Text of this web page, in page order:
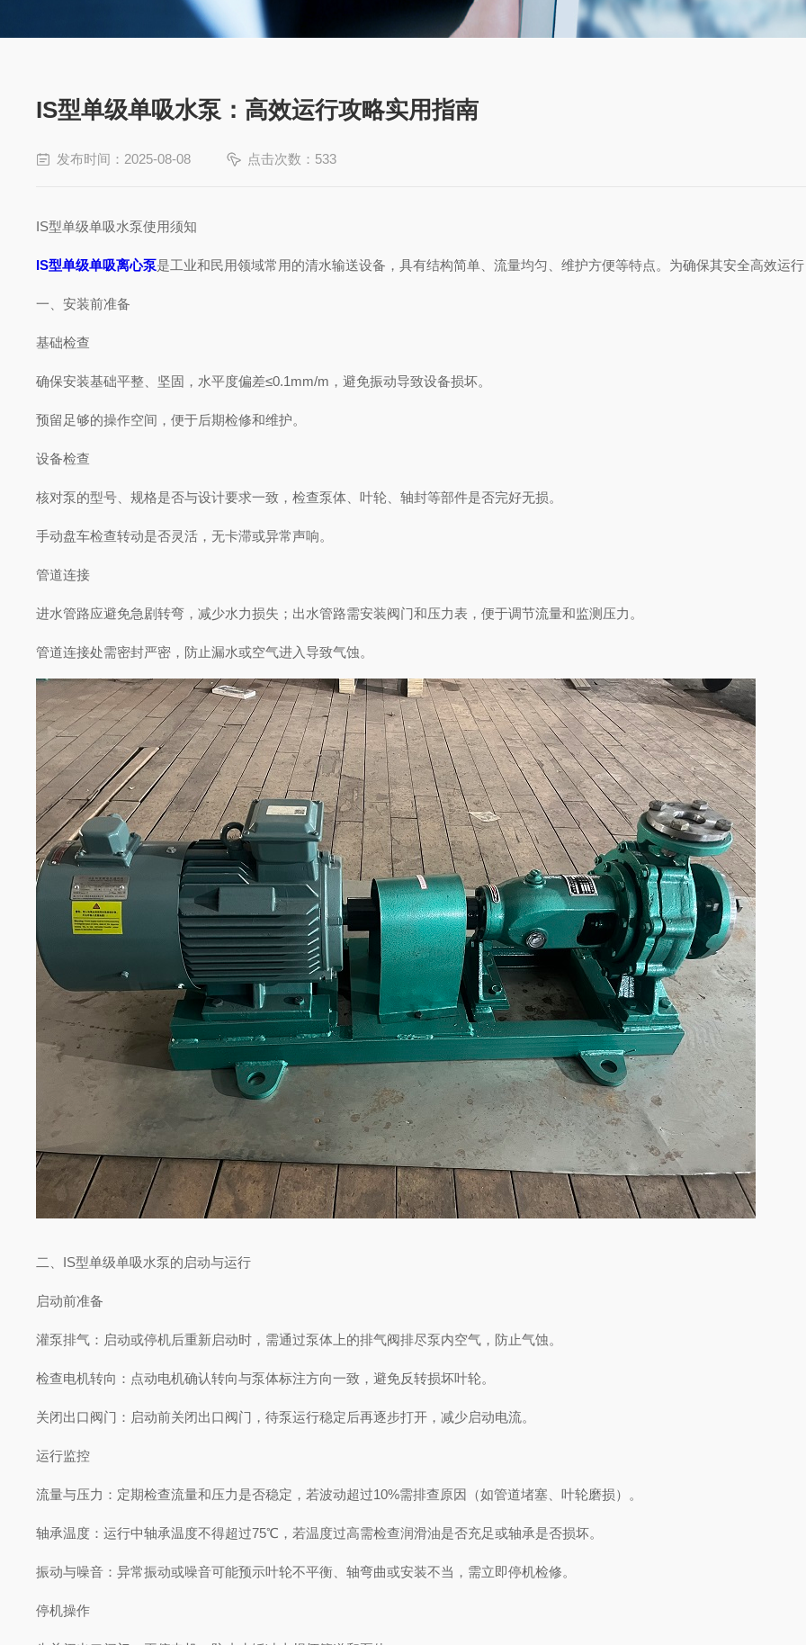
IS型单级单吸水泵：高效运行攻略实用指南
发布时间：2025-08-08 点击次数：533
IS型单级单吸水泵使用须知
IS型单级单吸离心泵是工业和民用领域常用的清水输送设备，具有结构简单、流量均匀、维护方便等特点。为确保其安全高效运
一、安装前准备
基础检查
确保安装基础平整、坚固，水平度偏差≤0.1mm/m，避免振动导致设备损坏。
预留足够的操作空间，便于后期检修和维护。
设备检查
核对泵的型号、规格是否与设计要求一致，检查泵体、叶轮、轴封等部件是否完好无损。
手动盘车检查转动是否灵活，无卡滞或异常声响。
管道连接
进水管路应避免急剧转弯，减少水力损失；出水管路需安装阀门和压力表，便于调节流量和监测压力。
管道连接处需密封严密，防止漏水或空气进入导致气蚀。
二、IS型单级单吸水泵的启动与运行
启动前准备
灌泵排气：启动或停机后重新启动时，需通过泵体上的排气阀排尽泵内空气，防止气蚀。
检查电机转向：点动电机确认转向与泵体标注方向一致，避免反转损坏叶轮。
关闭出口阀门：启动前关闭出口阀门，待泵运行稳定后再逐步打开，减少启动电流。
运行监控
流量与压力：定期检查流量和压力是否稳定，若波动超过10%需排查原因（如管道堵塞、叶轮磨损）。
轴承温度：运行中轴承温度不得超过75℃，若温度过高需检查润滑油是否充足或轴承是否损坏。
振动与噪音：异常振动或噪音可能预示叶轮不平衡、轴弯曲或安装不当，需立即停机检修。
停机操作